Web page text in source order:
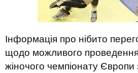
Інформація про нібито
щодо можливого проведення
жіночого чемпіонату